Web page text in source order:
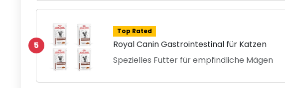
5
Top Rated
Royal Canin Gastrointestinal für Katzen
Spezielles Futter für empfindliche Mägen